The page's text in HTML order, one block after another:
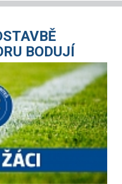
BODUJÍ